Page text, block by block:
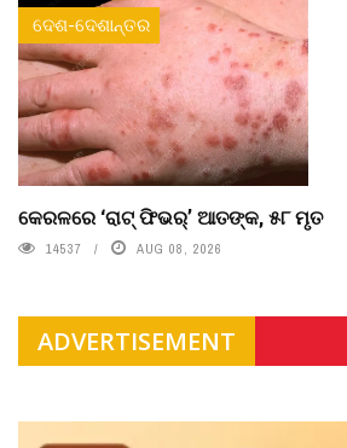
ଦେଶ-ଦେଶାନ୍ତର
କେରଳରେ ‘ରାଟ୍ ଫିଭର୍’ ଆତଙ୍କ, ୫୮ ମୃତ
14537 AUG 08, 2026
ADVERTISEMENT